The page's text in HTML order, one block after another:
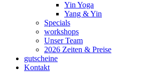
Yin Yoga
Yang & Yin
Specials
workshops
Unser Team
2026 Zeiten & Preise
gutscheine
Kontakt